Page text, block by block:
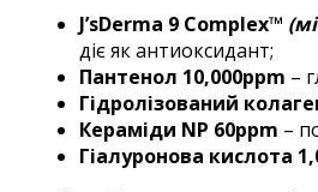
J’sDerma 9 Complex™
діє як антиоксидант;
Пантенол 10,000ppm –
Гідролізований
Кераміди NP 60ppm –
Гіалуронова кислота